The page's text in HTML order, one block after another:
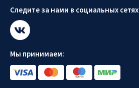
Следите за нами в социальных сетях
Мы принимаем: